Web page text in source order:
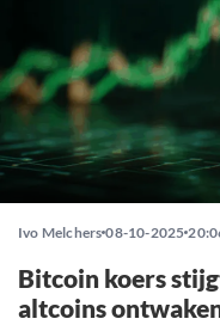
Ivo Melchers 08-10-2025
Bitcoin koers
altcoins